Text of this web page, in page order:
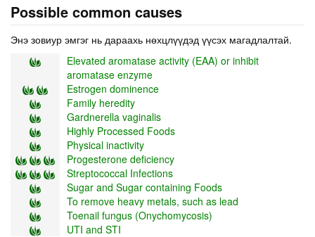
Possible common causes
Энэ зовиур эмгэг нь дараахь нөхцлүүдэд үүсэх магадлалтай.
Elevated aromatase activity (EAA) or inhibit
aromatase enzyme
Estrogen dominence
Family heredity
Gardnerella vaginalis
Highly Processed Foods
Physical inactivity
Progesterone deficiency
Streptococcal Infections
Sugar and Sugar containing Foods
To remove heavy metals, such as lead
Toenail fungus (Onychomycosis)
UTI and STI